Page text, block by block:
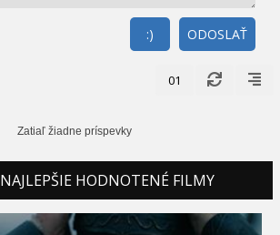
ODOSLAŤ
:)
01
Zatiaľ žiadne príspevky
NAJLEPŠIE HODNOTENÉ FILMY